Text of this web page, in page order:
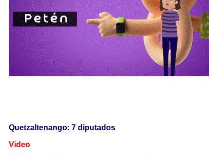
Quetzaltenango: 7 diputados
Video